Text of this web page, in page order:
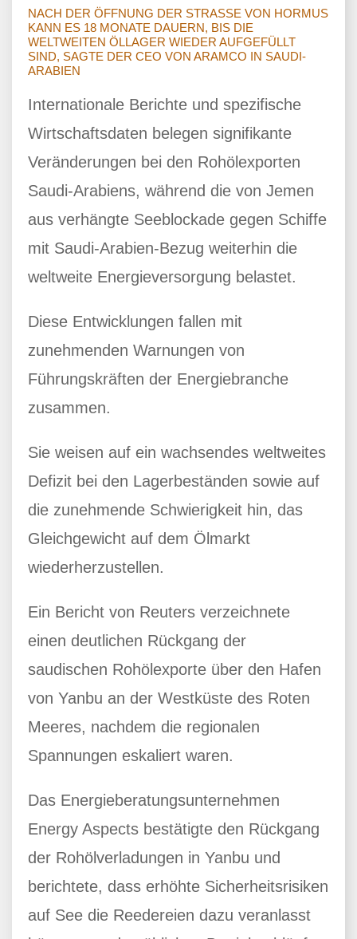
NACH DER ÖFFNUNG DER STRASSE VON HORMUS
KANN ES 18 MONATE DAUERN, BIS DIE
WELTWEITEN ÖLLAGER WIEDER AUFGEFÜLLT
SIND, SAGTE DER CEO VON ARAMCO IN SAUDI-
ARABIEN
Internationale Berichte und spezifische
Wirtschaftsdaten belegen signifikante
Veränderungen bei den Rohölexporten
Saudi-Arabiens, während die von Jemen
aus verhängte Seeblockade gegen Schiffe
mit Saudi-Arabien-Bezug weiterhin die
weltweite Energieversorgung belastet.
Diese Entwicklungen fallen mit
zunehmenden Warnungen von
Führungskräften der Energiebranche
zusammen.
Sie weisen auf ein wachsendes weltweites
Defizit bei den Lagerbeständen sowie auf
die zunehmende Schwierigkeit hin, das
Gleichgewicht auf dem Ölmarkt
wiederherzustellen.
Ein Bericht von Reuters verzeichnete
einen deutlichen Rückgang der
saudischen Rohölexporte über den Hafen
von Yanbu an der Westküste des Roten
Meeres, nachdem die regionalen
Spannungen eskaliert waren.
Das Energieberatungsunternehmen
Energy Aspects bestätigte den Rückgang
der Rohölverladungen in Yanbu und
berichtete, dass erhöhte Sicherheitsrisiken
auf See die Reedereien dazu veranlasst